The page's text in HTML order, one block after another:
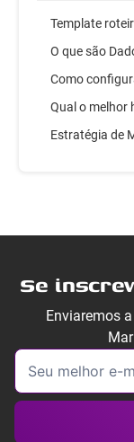
Template
O que são
Como
Qual o melhor
Estratégia de
Se
Enviaremos